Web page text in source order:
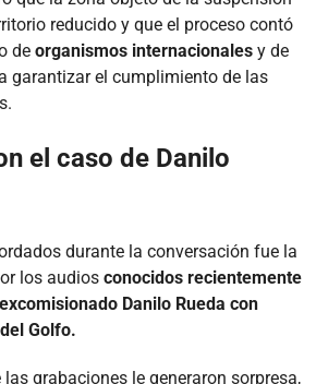
reducido y que el proceso contó
de organismos internacionales y de
garantizar el cumplimiento de las
el caso de Danilo
durante la conversación fue la
los audios conocidos recientemente
Danilo Rueda con
Golfo.
grabaciones le generaron sorpresa,